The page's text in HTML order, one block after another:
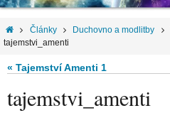
Články Duchovno a modlitby
tajemstvi_amenti
« Tajemství Amenti 1
tajemstvi_amenti